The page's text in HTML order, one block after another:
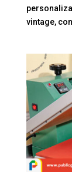
vintage,